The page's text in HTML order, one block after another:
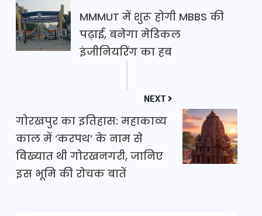
MMMUT में शुरू होगी MBBS की
पढ़ाई, बनेगा मेडिकल
इंजीनियरिंग का हब
NEXT
गोरखपुर का इतिहास: महाकाव्य
काल में ‘करपथ’ के नाम से
विख्यात थी गोरखनगरी, जानिए
इस भूमि की रोचक बातें